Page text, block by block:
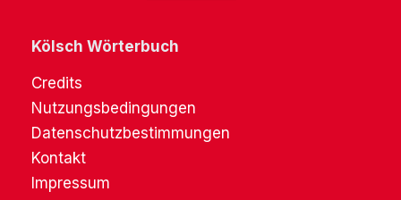
Kölsch Wörterbuch
Credits
Nutzungsbedingungen
Datenschutzbestimmungen
Kontakt
Impressum